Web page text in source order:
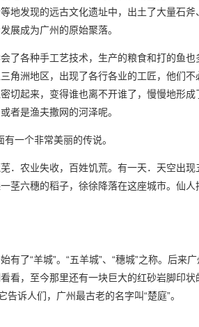
地发现的远古文化遗址中，出土了大量石
展成为广州的原始聚落。
了各种手工艺技术，生产的粮食和打的鱼
角洲地区，出现了各行各业的工匠，他们
切起来，变得谁也离不开谁了，慢慢地形
者是渔夫撒网的河泽呢。
有一个非常美丽的传说。
．农业失收，百姓饥荒。有一天．天空出
茎六穗的稻子，徐徐降落在这座城市。仙
有了“羊城”。“五羊城”、“穗城”之称。后来
看，至今那里还有一块巨大的红砂岩脚印
诉人们，广州最古老的名字叫“楚庭”。